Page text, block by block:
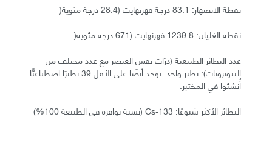
نقطة الانصهار: 83.1 درجة فهرنهايت (28.4 درجة مئوية(
نقطة الغليان: 1239.8 فهرنهايت (671 درجة مئوية(
عدد النظائر الطبيعية (ذرّات نفس العنصر مع عدد مختلف من
النيوترونات): نظير واحد. يوجد أيضًا على الأقل 39 نظيرًا اصطناعيًّا
أُنشئوا في المختبر.
النظائر الأكثر شيوعًا: Cs-133 (نسبة توافره في الطبيعة 100%)